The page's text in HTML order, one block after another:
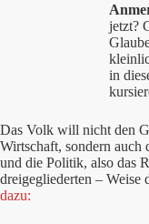
jetzt?
in
Das Volk will nicht den
Wirtschaft, sondern auch
und die Politik, also das
dreigegliederten – Weise
dazu: